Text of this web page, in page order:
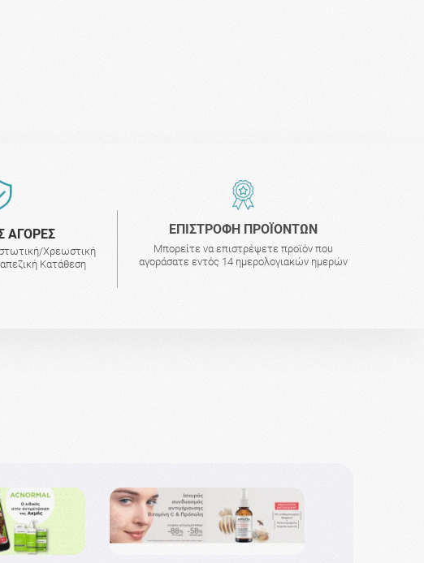
ΑΓΟΡΕΣ
Χρεωστική
Κατάθεση
ΕΠΙΣΤΡΟΦΗ ΠΡΟΪΟΝΤΩΝ
Μπορείτε να επιστρέψετε προϊόν που
αγοράσατε εντός 14 ημερολογιακών ημερών